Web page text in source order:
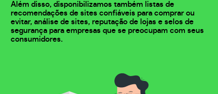
Além disso, disponibilizamos também listas de
recomendações de sites confiáveis para comprar ou
evitar, análise de sites, reputação de lojas e selos de
segurança para empresas que se preocupam com seus
consumidores.